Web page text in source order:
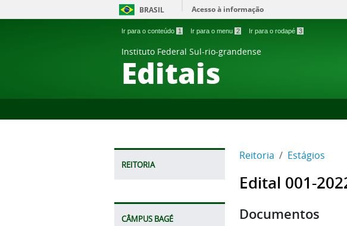
BRASIL Acesso à informação
Ir para o conteúdo 1 Ir para o menu 2 Ir para o rodapé 3
Instituto Federal Sul-rio-grandense
Editais
REITORIA
CÂMPUS BAGÉ
Reitoria Estágios
Edital 001-
Documentos